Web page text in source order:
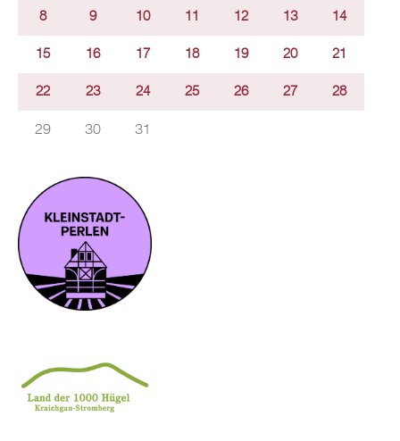
8 9 10 11 12 13 14
15 16 17 18 19 20 21
22 23 24 25 26 27 28
29 30 31